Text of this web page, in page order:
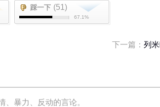
踩一下 (51)
67.1%
下一篇： 列
暴力、反动的言论。